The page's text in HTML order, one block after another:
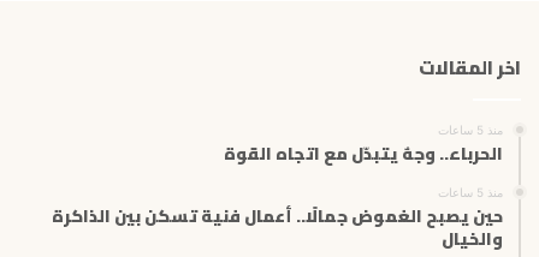
ت
اخر المقالات
منذ 5 ساعات
الحرباء.. وجهٌ يتبدّل مع اتجاه القوة
منذ 5 ساعات
حين يصبح الغموض جمالًا.. أعمال فنية تسكن بين الذاكرة
والخيال